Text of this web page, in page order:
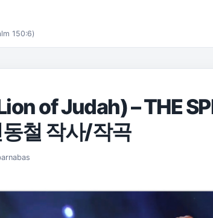
150:6)
of Judah) – THE
철 작사/작곡
월 31일